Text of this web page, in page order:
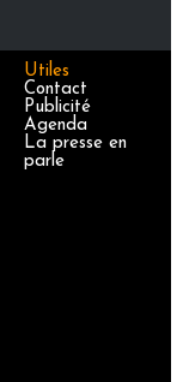
Utiles
Contact
Publicité
Agenda
La presse en
parle